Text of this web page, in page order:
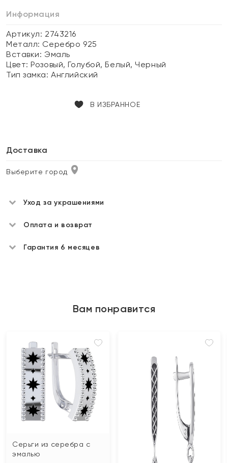
Информация
Артикул: 2743216
Металл: Серебро 925
Вставки:Эмаль
Цвет:Розовый, Голубой, Белый, Черный
Тип замка:Английский
В ИЗБРАННОЕ
Доставка
Выберите город
Уход за украшениями
Оплата и возврат
Гарантия 6 месяцев
Вам понравится
Серьги из серебра с
эмалью